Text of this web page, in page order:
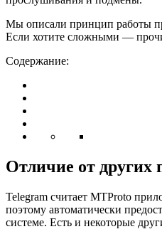
Мы описали принцип работы
Если хотите сложными —
Содержание:
Отличие от других
Telegram считает MTProto
поэтому автоматически
системе. Есть и некоторые